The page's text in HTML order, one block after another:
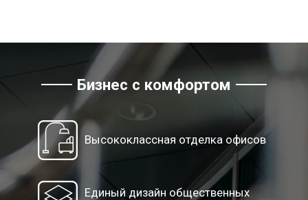
Бизнес с комфортом
Высококлассная отделка офисов
Единый дизайн общественных